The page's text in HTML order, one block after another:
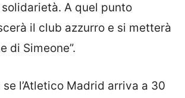
A quel punto
il club azzurro e si metterà
di Simeone”.
se l’Atletico Madrid arriva a 30